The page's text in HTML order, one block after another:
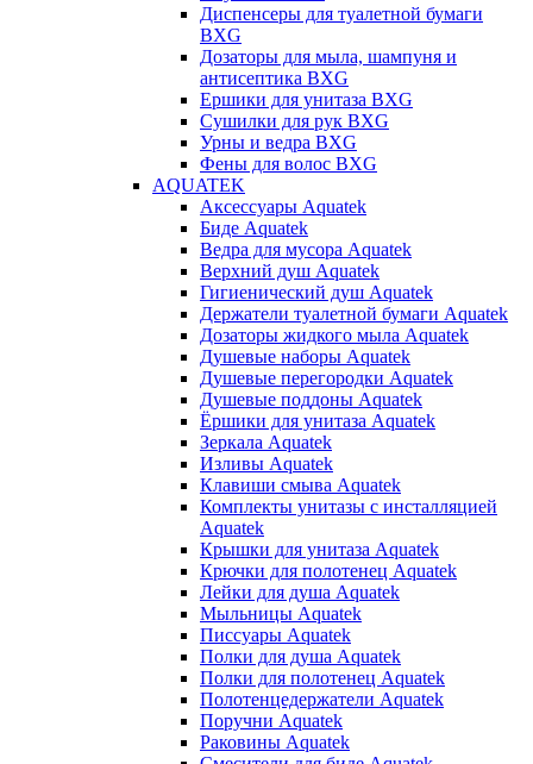
Диспенсеры для туалетной бумаги
BXG
Дозаторы для мыла, шампуня и
антисептика BXG
Ершики для унитаза BXG
Сушилки для рук BXG
Урны и ведра BXG
Фены для волос BXG
AQUATEK
Аксессуары Aquatek
Биде Aquatek
Ведра для мусора Aquatek
Верхний душ Aquatek
Гигиенический душ Aquatek
Держатели туалетной бумаги Aquatek
Дозаторы жидкого мыла Aquatek
Душевые наборы Aquatek
Душевые перегородки Aquatek
Душевые поддоны Aquatek
Ёршики для унитаза Aquatek
Зеркала Aquatek
Изливы Aquatek
Клавиши смыва Aquatek
Комплекты унитазы с инсталляцией
Aquatek
Крышки для унитаза Aquatek
Крючки для полотенец Aquatek
Лейки для душа Aquatek
Мыльницы Aquatek
Писсуары Aquatek
Полки для душа Aquatek
Полки для полотенец Aquatek
Полотенцедержатели Aquatek
Поручни Aquatek
Раковины Aquatek